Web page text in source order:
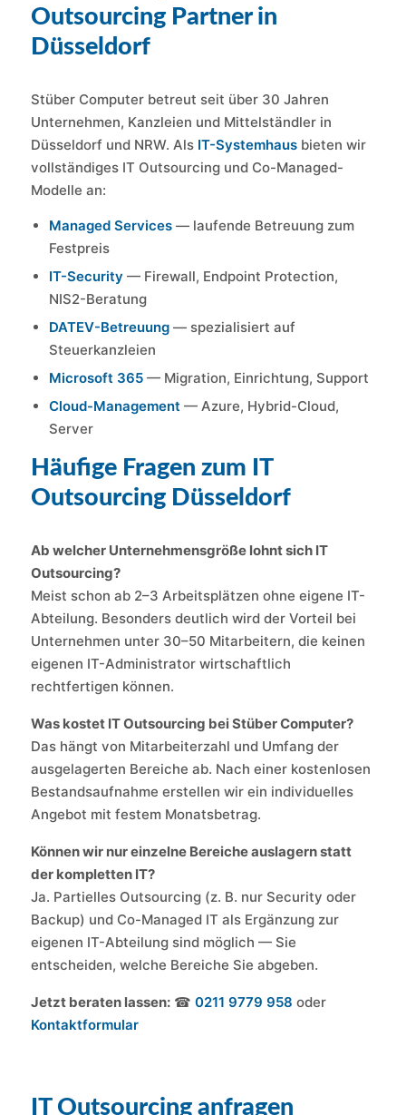
Outsourcing Partner in
Düsseldorf
Stüber Computer betreut seit über 30 Jahren
Unternehmen, Kanzleien und Mittelständler in
Düsseldorf und NRW. Als IT-Systemhaus bieten wir
vollständiges IT Outsourcing und Co-Managed-
Modelle an:
Managed Services — laufende Betreuung zum
Festpreis
IT-Security — Firewall, Endpoint Protection,
NIS2-Beratung
DATEV-Betreuung — spezialisiert auf
Steuerkanzleien
Microsoft 365 — Migration, Einrichtung, Support
Cloud-Management — Azure, Hybrid-Cloud,
Server
Häufige Fragen zum IT
Outsourcing Düsseldorf
Ab welcher Unternehmensgröße lohnt sich IT
Outsourcing?
Meist schon ab 2–3 Arbeitsplätzen ohne eigene IT-
Abteilung. Besonders deutlich wird der Vorteil bei
Unternehmen unter 30–50 Mitarbeitern, die keinen
eigenen IT-Administrator wirtschaftlich
rechtfertigen können.
Was kostet IT Outsourcing bei Stüber Computer?
Das hängt von Mitarbeiterzahl und Umfang der
ausgelagerten Bereiche ab. Nach einer kostenlosen
Bestandsaufnahme erstellen wir ein individuelles
Angebot mit festem Monatsbetrag.
Können wir nur einzelne Bereiche auslagern statt
der kompletten IT?
Ja. Partielles Outsourcing (z. B. nur Security oder
Backup) und Co-Managed IT als Ergänzung zur
eigenen IT-Abteilung sind möglich — Sie
entscheiden, welche Bereiche Sie abgeben.
Jetzt beraten lassen: ☎ 0211 9779 958 oder
Kontaktformular
IT Outsourcing anfragen